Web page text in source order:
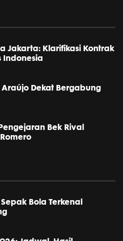
Jakarta: Klarifikasi Kontrak
Indonesia
Dekat Bergabung
Bek Rival
Bola Terkenal